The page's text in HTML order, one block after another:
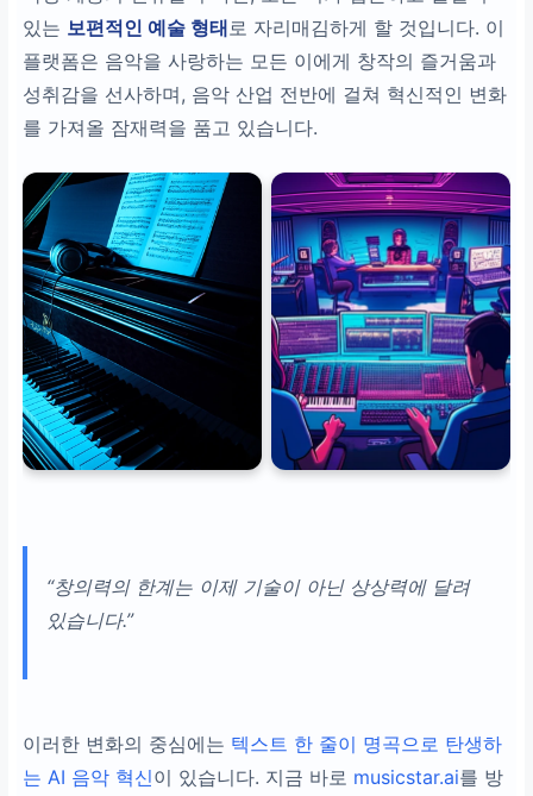
있는 보편적인 예술 형태 로 자리매김하게 할 것입니다. 이
플랫폼은 음악을 사랑하는 모든 이에게 창작의 즐거움과
성취감을 선사하며, 음악 산업 전반에 걸쳐 혁신적인 변화
를 가져올 잠재력을 품고 있습니다.
“창의력의 한계는 이제 기술이 아닌 상상력에 달려
있습니다.”
이러한 변화의 중심에는 텍스트 한 줄이 명곡으로 탄생하
는 AI 음악 혁신이 있습니다. 지금 바로 musicstar.ai를 방